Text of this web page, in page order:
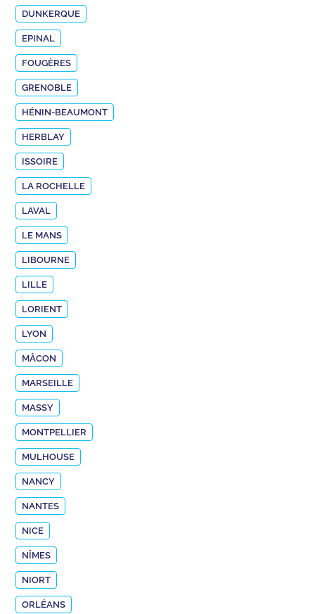
DUNKERQUE
EPINAL
FOUGÈRES
GRENOBLE
HÉNIN-BEAUMONT
HERBLAY
ISSOIRE
LA ROCHELLE
LAVAL
LE MANS
LIBOURNE
LILLE
LORIENT
LYON
MÂCON
MARSEILLE
MASSY
MONTPELLIER
MULHOUSE
NANCY
NANTES
NICE
NÎMES
NIORT
ORLÉANS